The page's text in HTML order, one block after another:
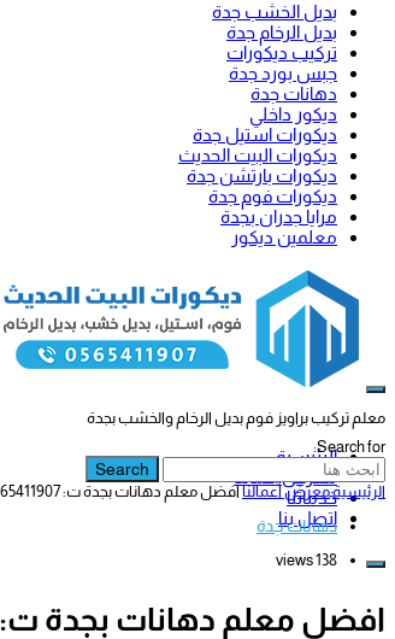
بديل الخشب جدة
بديل الرخام جدة
تركيب ديكورات
جبس بورد جدة
دهانات جدة
ديكور داخلي
ديكورات استيل جدة
ديكورات البيت الحديث
ديكورات بارتشن جدة
ديكورات فوم جدة
مرايا جدران بجدة
معلمين ديكور
معلم تركيب براويز فوم بديل الرخام والخشب بجدة
الرئيسية
معرض أعمالنا
خدماتنا
اتصل بنا
Search for:
Search
الرئيسيةمعرض أعمالناافضل معلم دهانات بجدة ت: 0565411907 معلم دهانات داخلية وخارجية حي الروضة
دهانات جدة
138 views
افضل معلم دهانات بجدة ت: 0565411907 معلم دهانات داخلية وخارجية حي الروضة